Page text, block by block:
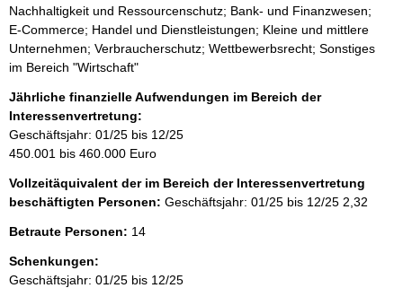
Nachhaltigkeit und Ressourcenschutz; Bank- und Finanzwesen;
E-Commerce; Handel und Dienstleistungen; Kleine und mittlere
Unternehmen; Verbraucherschutz; Wettbewerbsrecht; Sonstiges
im Bereich "Wirtschaft"
Jährliche finanzielle Aufwendungen im Bereich der
Interessenvertretung:
Geschäftsjahr: 01/25 bis 12/25
450.001 bis 460.000 Euro
Vollzeitäquivalent der im Bereich der Interessenvertretung
beschäftigten Personen: Geschäftsjahr: 01/25 bis 12/25 2,32
Betraute Personen: 14
Schenkungen:
Geschäftsjahr: 01/25 bis 12/25